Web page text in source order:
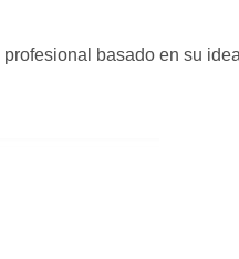
basado en su